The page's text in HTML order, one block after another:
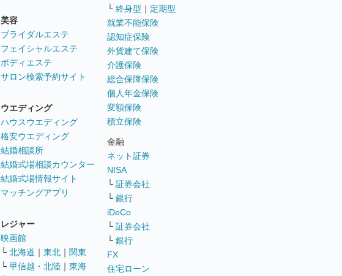
美容
ブライダルエステ
フェイシャルエステ
ボディエステ
サロン検索予約サイト
ウエディング
ハウスウエディング
格安ウエディング
結婚相談所
結婚式場相談カウンター
結婚式場情報サイト
マッチングアプリ
レジャー
映画館
└ 北海道 ｜ 東北 ｜ 関東
└ 甲信越・北陸 ｜ 東海
└ 終身型 ｜ 定期型
就業不能保険
認知症保険
外貨建て保険
介護保険
総合保障保険
個人年金保険
変額保険
積立保険
金融
ネット証券
NISA
└ 証券会社
└ 銀行
iDeCo
└ 証券会社
└ 銀行
FX
住宅ローン